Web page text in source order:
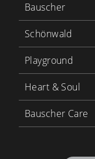
Bauscher
Schönwald
Playground
Heart & Soul
Bauscher Care